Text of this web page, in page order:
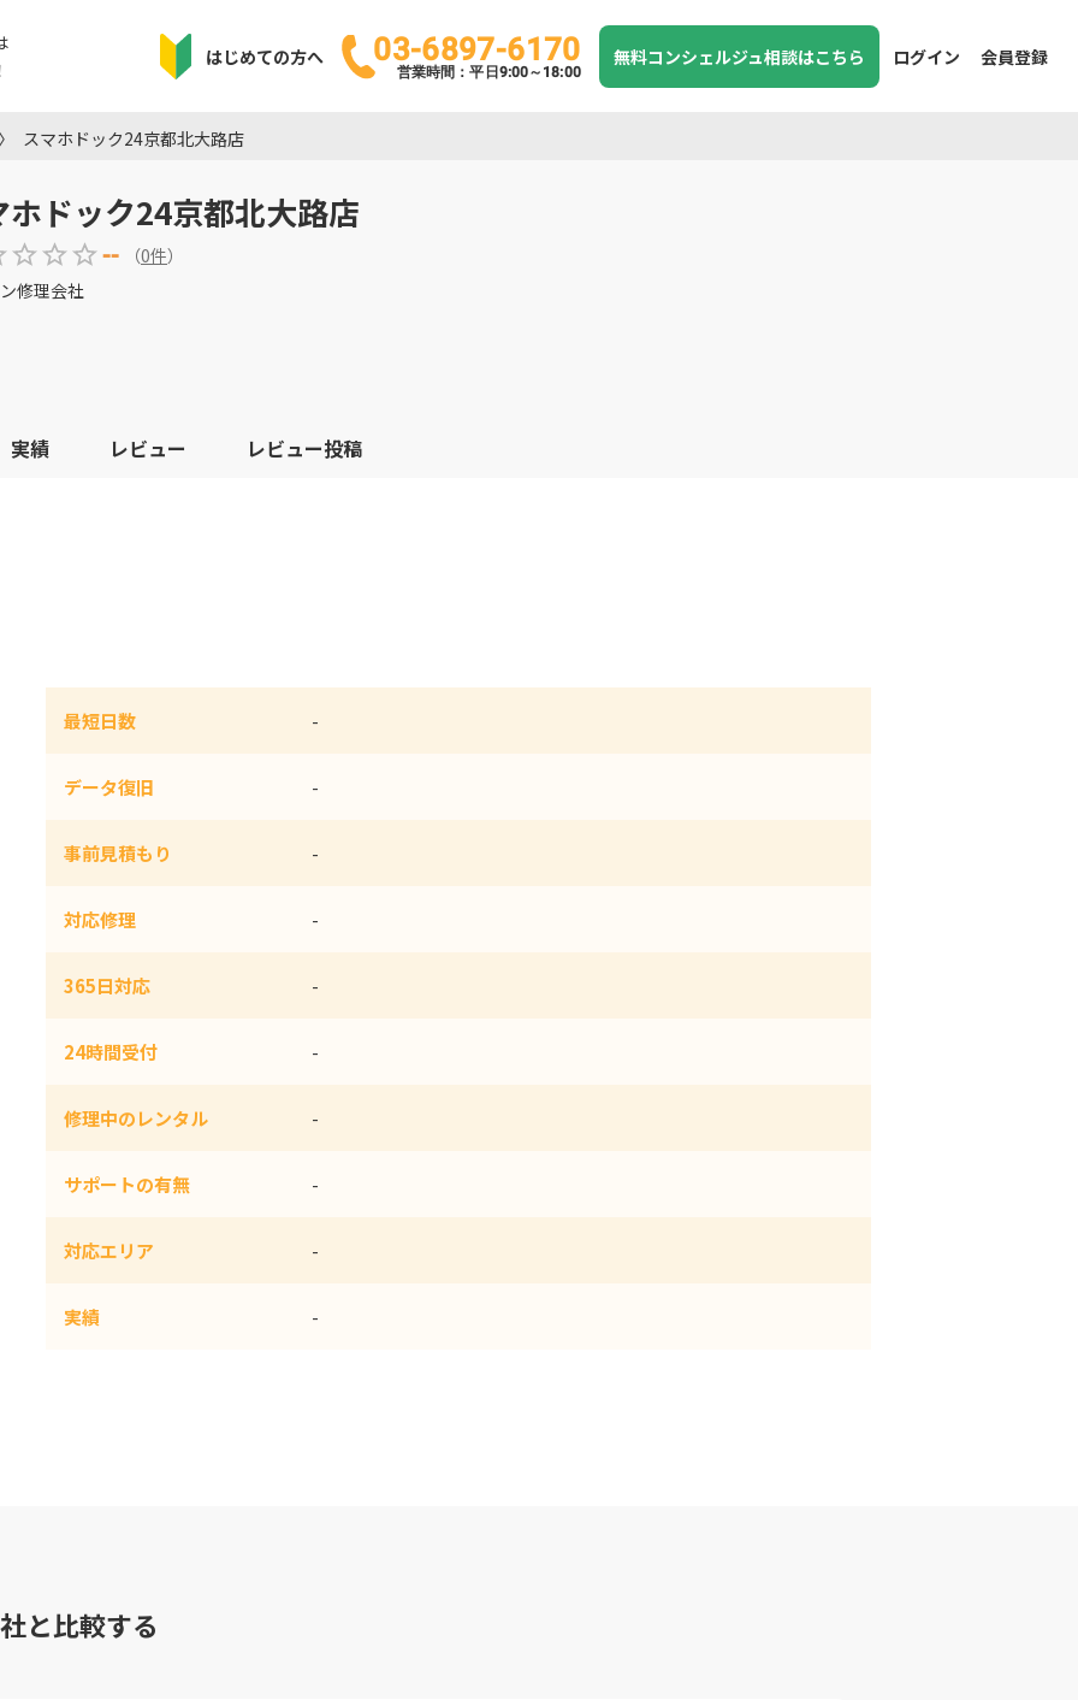
はじめての方へ 03-6897-6170
営業時間：平日9:00～18:00
無料コンシェルジュ相談はこちら ログイン 会員登録
スマホドック24京都北大路店
ホドック24京都北大路店
-- （0件）
修理会社
実績 レビュー レビュー投稿
最短日数 -
データ復旧 -
事前見積もり -
対応修理 -
365日対応 -
24時間受付 -
修理中のレンタル -
サポートの有無 -
対応エリア -
実績 -
と比較する